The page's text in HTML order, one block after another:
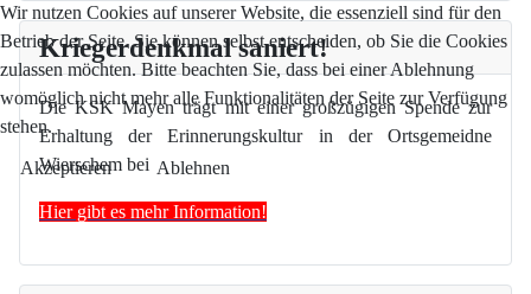
Kriegerdenkmal saniert!
Die KSK Mayen trägt mit einer großzügigen Spende zur
Erhaltung der Erinnerungskultur in der Ortsgemeidne
Wierschem bei
Hier gibt es mehr Information!
Wir nutzen Cookies auf unserer Website, die essenziell sind für den
Betrieb der Seite. Sie können selbst entscheiden, ob Sie die Cookies
zulassen möchten. Bitte beachten Sie, dass bei einer Ablehnung
womöglich nicht mehr alle Funktionalitäten der Seite zur Verfügung
stehen.
Akzeptieren Ablehnen